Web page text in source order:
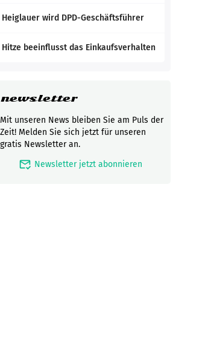
Heiglauer wird DPD-Geschäftsführer
Hitze beeinflusst das Einkaufsverhalten
newsletter
Mit unseren News bleiben Sie am Puls der
Zeit! Melden Sie sich jetzt für unseren
gratis Newsletter an.
mark_email_read Newsletter jetzt abonnieren